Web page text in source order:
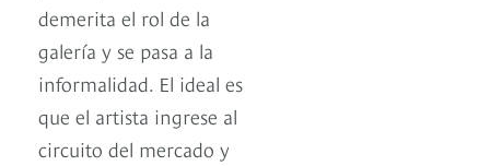
demerita el rol de la
galería y se pasa a la
informalidad. El ideal es
que el artista ingrese al
circuito del mercado y